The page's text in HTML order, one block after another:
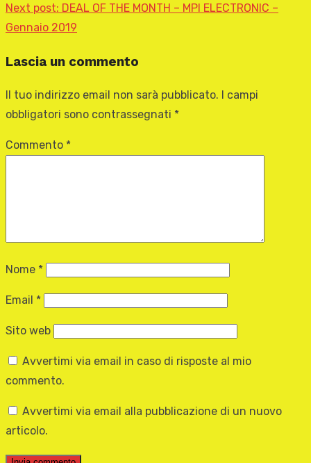
Next post: DEAL OF THE MONTH – MPI ELECTRONIC –
Gennaio 2019
Lascia un commento
Il tuo indirizzo email non sarà pubblicato.
I campi
obbligatori sono contrassegnati *
Commento *
Nome *
Email *
Sito web
Avvertimi via email in caso di risposte al mio
commento.
Avvertimi via email alla pubblicazione di un nuovo
articolo.